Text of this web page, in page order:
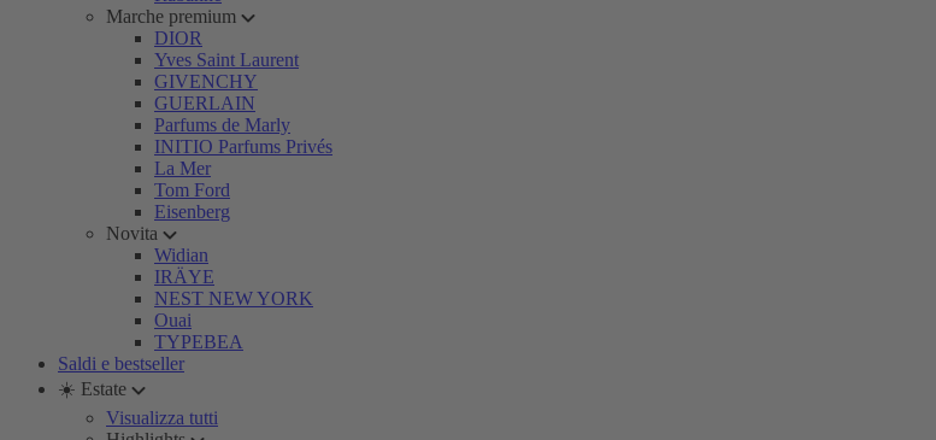
Marche premium
DIOR
Yves Saint Laurent
GIVENCHY
GUERLAIN
Parfums de Marly
INITIO Parfums Privés
La Mer
Tom Ford
Eisenberg
Novita
Widian
IRÄYE
NEST NEW YORK
Ouai
TYPEBEA
Saldi e bestseller
☀️ Estate
Visualizza tutti